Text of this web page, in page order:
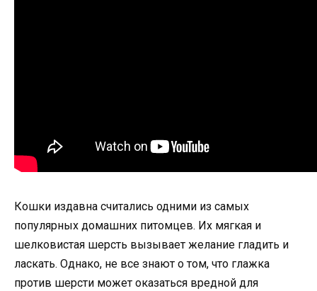
Кошки издавна считались одними из самых
популярных домашних питомцев. Их мягкая и
шелковистая шерсть вызывает желание гладить и
ласкать. Однако, не все знают о том, что глажка
против шерсти может оказаться вредной для